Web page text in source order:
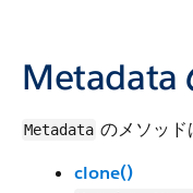
Metadata
Metadata のメソッド
clone()